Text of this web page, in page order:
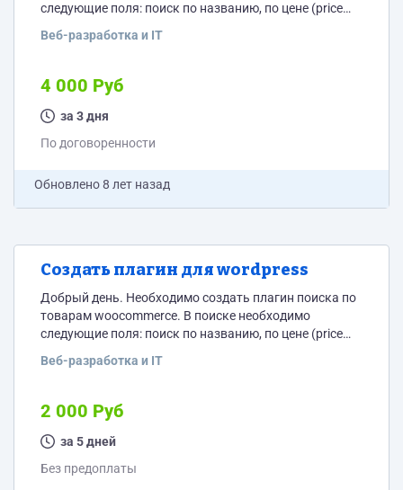
следующие поля: поиск по названию, по цене (price
woocommerce подключено система и продукты
поиска на странице с использованием шорткода.
Веб-разработка и IT
4 000 Руб
за 3 дня
По договоренности
Обновлено8 лет назад
Создать плагин для wordpress
Добрый день. Необходимо создать плагин поиска по
товарам woocommerce. В поиске необходимо
следующие поля: поиск по названию, по цене (price
woocommerce подключено система и продукты
поиска на странице с использованием шорткода.
Веб-разработка и IT
2 000 Руб
за 5 дней
Без предоплаты